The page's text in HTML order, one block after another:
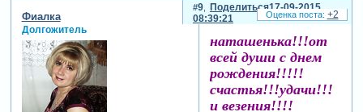
Поделиться
9
17-09-2015
08:39:21
Фиалка
Долгожитель
наташенька!!!от
всей души с днем
рождения!!!!!
счастья!!!удачи!!!
и везения!!!!
+2